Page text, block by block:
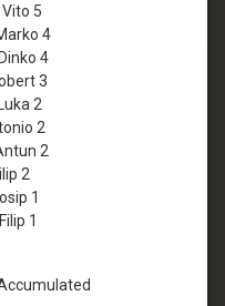
5
4
4
3
2
2
2
2
1
1